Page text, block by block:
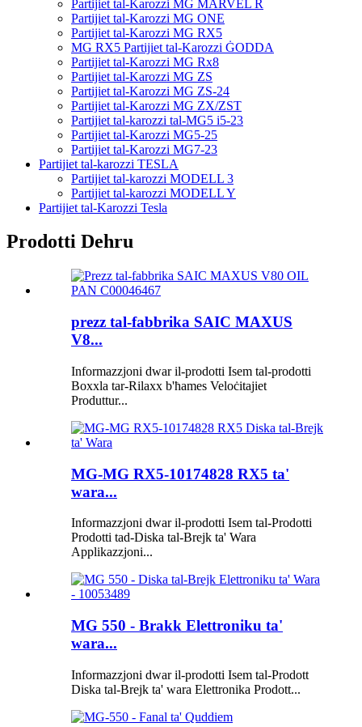
Partijiet tal-Karozzi MG MARVEL R
Partijiet tal-Karozzi MG ONE
Partijiet tal-Karozzi MG RX5
MG RX5 Partijiet tal-Karozzi ĠODDA
Partijiet tal-Karozzi MG Rx8
Partijiet tal-Karozzi MG ZS
Partijiet tal-Karozzi MG ZS-24
Partijiet tal-Karozzi MG ZX/ZST
Partijiet tal-karozzi tal-MG5 i5-23
Partijiet tal-Karozzi MG5-25
Partijiet tal-Karozzi MG7-23
Partijiet tal-karozzi TESLA
Partijiet tal-karozzi MODELL 3
Partijiet tal-karozzi MODELL Y
Partijiet tal-Karozzi Tesla
Prodotti Dehru
prezz tal-fabbrika SAIC MAXUS
V8...
Informazzjoni dwar il-prodotti Isem tal-prodotti
Boxxla tar-Rilaxx b'ħames Veloċitajiet
Produttur...
MG-MG RX5-10174828 RX5 ta'
wara...
Informazzjoni dwar il-prodotti Isem tal-Prodotti
Prodotti tad-Diska tal-Brejk ta' Wara
Applikazzjoni...
MG 550 - Brakk Elettroniku ta'
wara...
Informazzjoni dwar il-prodotti Isem tal-Prodott
Diska tal-Brejk ta' wara Elettronika Prodott...